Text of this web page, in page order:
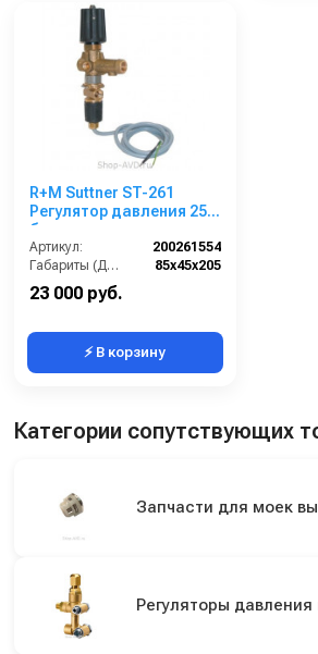
R+M Suttner ST-261
Регулятор давления 250
бар с
микровыключателем
Артикул:
200261554
Габариты (ДхШхВ):
85х45х205
23 000 руб.
⚡ В корзину
Категории сопутствующих
Запчасти для моек
Регуляторы